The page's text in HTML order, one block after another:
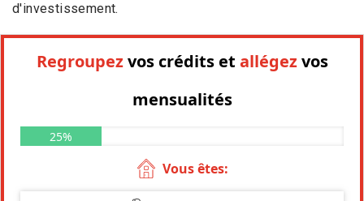
d'investissement.